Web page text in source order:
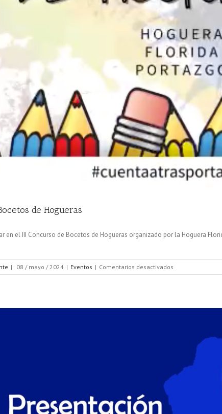
de Hogueras
en el III Concurso de Bocetos de Hogueras organizado por la Hoguera
| 08 / mayo / 2024 | Eventos | Comentarios desactivados
III